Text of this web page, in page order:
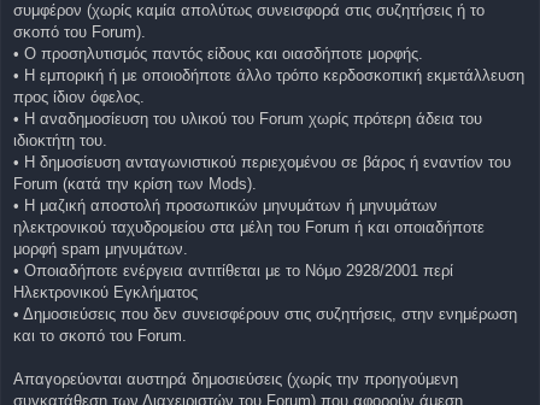
συμφέρον (χωρίς καμία απολύτως συνεισφορά στις συζητήσεις ή το
σκοπό του Forum).
• Ο προσηλυτισμός παντός είδους και οιασδήποτε μορφής.
• Η εμπορική ή με οποιοδήποτε άλλο τρόπο κερδοσκοπική εκμετάλλευση
προς ίδιον όφελος.
• Η αναδημοσίευση του υλικού του Forum χωρίς πρότερη άδεια του
ιδιοκτήτη του.
• Η δημοσίευση ανταγωνιστικού περιεχομένου σε βάρος ή εναντίον του
Forum (κατά την κρίση των Mods).
• Η μαζική αποστολή προσωπικών μηνυμάτων ή μηνυμάτων
ηλεκτρονικού ταχυδρομείου στα μέλη του Forum ή και οποιαδήποτε
μορφή spam μηνυμάτων.
• Οποιαδήποτε ενέργεια αντιτίθεται με το Νόμο 2928/2001 περί
Ηλεκτρονικού Εγκλήματος
• Δημοσιεύσεις που δεν συνεισφέρουν στις συζητήσεις, στην ενημέρωση
και το σκοπό του Forum.
Απαγορεύονται αυστηρά δημοσιεύσεις (χωρίς την προηγούμενη
συγκατάθεση των Διαχειριστών του Forum) που αφορούν άμεση